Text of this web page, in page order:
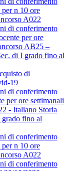
per n 10 ore
A022
di conferimento
per ore
AB25 –
di I grado fino al
di
19
di conferimento
per ore settimanali
- Italiano Storia
grado fino al
di conferimento
per n 10 ore
A022
di conferimento